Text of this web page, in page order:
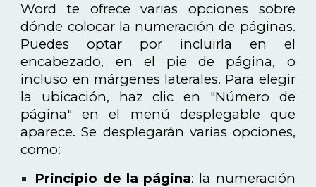
Word te ofrece varias opciones sobre
dónde colocar la numeración de páginas.
Puedes optar por incluirla en el
encabezado, en el pie de página, o
incluso en márgenes laterales. Para elegir
la ubicación, haz clic en "Número de
página" en el menú desplegable que
aparece. Se desplegarán varias opciones,
como:
Principio de la página: la numeración